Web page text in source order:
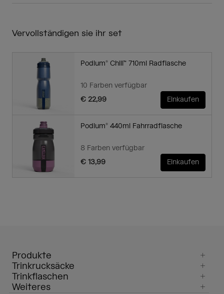
Vervollständigen sie ihr set
Podium® Chill™ 710ml Radflasche
10 Farben verfügbar
€ 22,99
Einkaufen
Podium® 440ml Fahrradflasche
8 Farben verfügbar
€ 13,99
Einkaufen
Produkte
Trinkrucksäcke
Trinkflaschen
Weiteres